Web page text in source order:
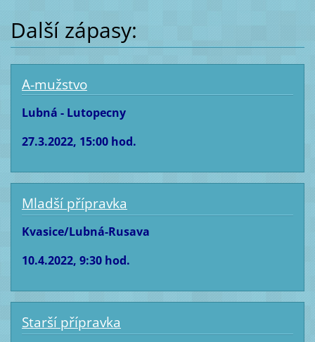
Další zápasy:
A-mužstvo
Lubná - Lutopecny
27.3.2022, 15:00 hod.
Mladší přípravka
Kvasice/Lubná-Rusava
10.4.2022, 9:30 hod.
Starší přípravka